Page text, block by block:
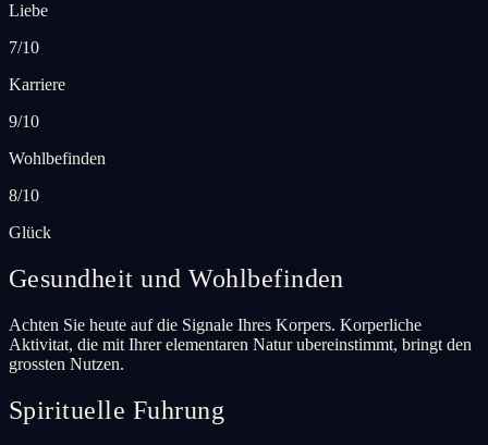
Liebe
7/10
Karriere
9/10
Wohlbefinden
8/10
Glück
Gesundheit und Wohlbefinden
Achten Sie heute auf die Signale Ihres Korpers. Korperliche
Aktivitat, die mit Ihrer elementaren Natur ubereinstimmt, bringt den
grossten Nutzen.
Spirituelle Fuhrung